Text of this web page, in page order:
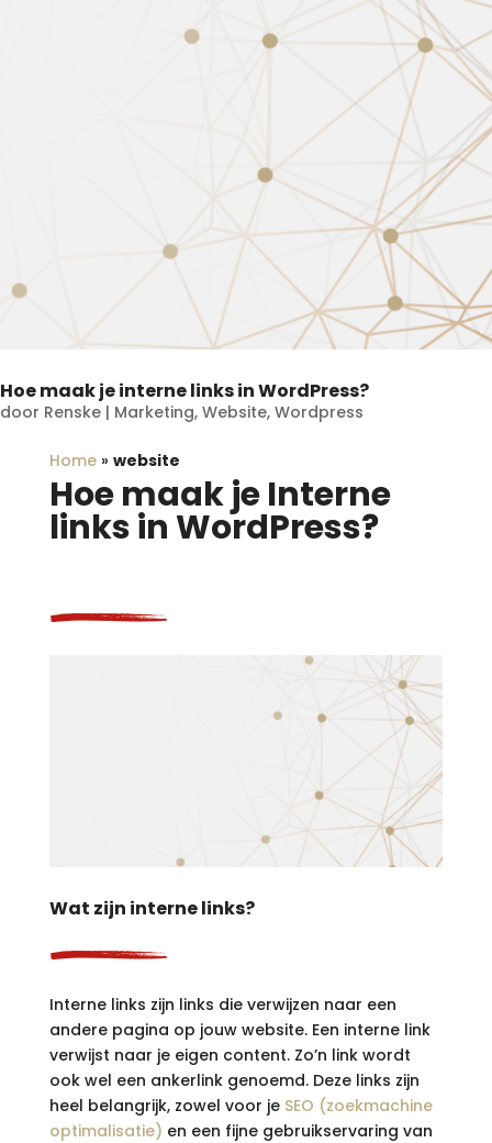
Hoe maak je interne links in WordPress?
door Renske | Marketing, Website, Wordpress
Home» website
Hoe maak je Interne
links in WordPress?
Wat zijn interne links?
Interne links zijn links die verwijzen naar een
andere pagina op jouw website. Een interne link
verwijst naar je eigen content. Zo’n link wordt
ook wel een ankerlink genoemd. Deze links zijn
heel belangrijk, zowel voor je SEO (zoekmachine
optimalisatie) en een fijne gebruikservaring van